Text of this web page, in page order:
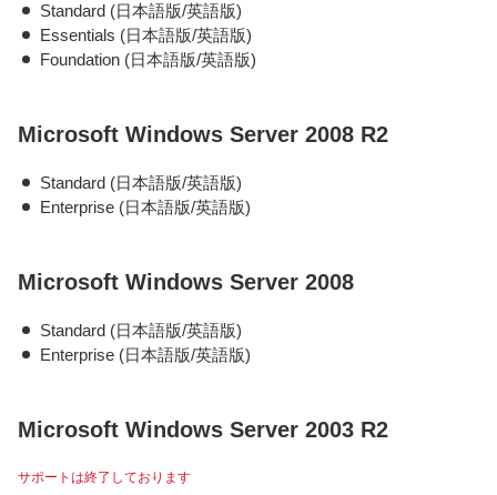
Standard (日本語版/英語版)
Essentials (日本語版/英語版)
Foundation (日本語版/英語版)
Microsoft Windows Server 2008 R2
Standard (日本語版/英語版)
Enterprise (日本語版/英語版)
Microsoft Windows Server 2008
Standard (日本語版/英語版)
Enterprise (日本語版/英語版)
Microsoft Windows Server 2003 R2
サポートは終了しております